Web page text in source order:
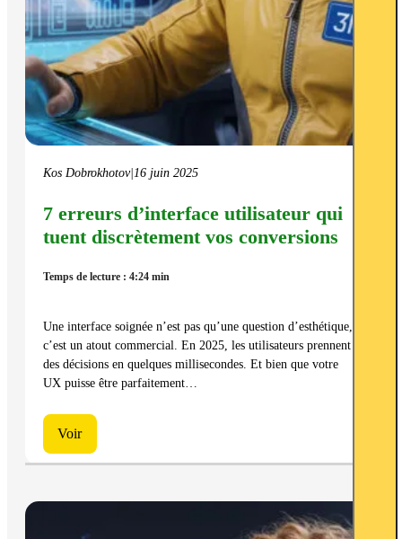
Kos Dobrokhotov| 16 juin 2025
7 erreurs d’interface utilisateur qui
tuent discrètement vos conversions
Temps de lecture : 4:24 min
Une interface soignée n’est pas qu’une question d’esthétique,
c’est un atout commercial. En 2025, les utilisateurs prennent
des décisions en quelques millisecondes. Et bien que votre
UX puisse être parfaitement…
Voir